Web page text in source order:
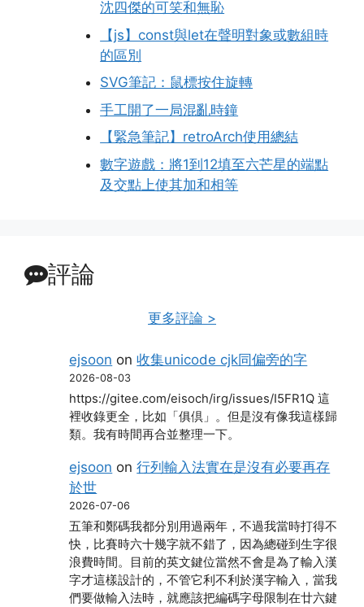
沈四傑的可笑和無恥
【js】const與let在聲明對象或數組時
的區別
SVG筆記：鼠標按住旋轉
手工開了一局混亂時鐘
【緊急筆記】retroArch使用總結
數字遊戲：將1到12填至六芒星的端點
及交點上使其加和相等
評論
更多評論 >
ejsoon on收集unicode cjk同偏旁的字
2026-08-03
https://gitee.com/eisoch/irg/issues/I5FR1Q 這
裡收錄更全，比如「俱倶」。但是沒有像我這樣歸
類。我有時間再合並整理一下。
ejsoon on行列輸入法實在是沒有必要再存
於世
2026-07-06
五筆和鄭碼我都分別用過兩年，不過我當時打得不
快，比賽時六十幾字就不錯了，因為總碰到生字很
浪費時間。目前的英文鍵位當然不會是為了輸入漢
字才這樣設計的，不管它利不利於漢字輸入，當我
們要做輸入法時，就應該把編碼字母限制在廿六鍵